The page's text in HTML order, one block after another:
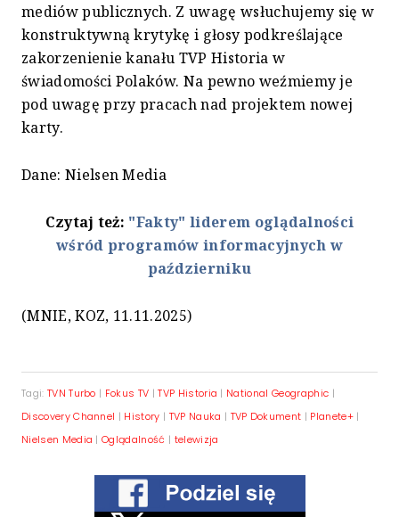
mediów publicznych. Z uwagę wsłuchujemy się w
konstruktywną krytykę i głosy podkreślające
zakorzenienie kanału TVP Historia w
świadomości Polaków. Na pewno weźmiemy je
pod uwagę przy pracach nad projektem nowej
karty.
Dane: Nielsen Media
Czytaj też: "Fakty" liderem oglądalności
wśród programów informacyjnych w
październiku
(MNIE, KOZ, 11.11.2025)
Tagi: TVN Turbo | Fokus TV |TVP Historia | National Geographic |
Discovery Channel | History | TVP Nauka | TVP Dokument | Planete+|
Nielsen Media |Oglądalność | telewizja